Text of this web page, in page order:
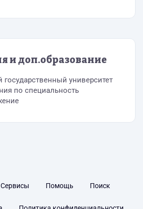
и доп.образование
государственный университет
по специальность
Сервисы Помощь Поиск